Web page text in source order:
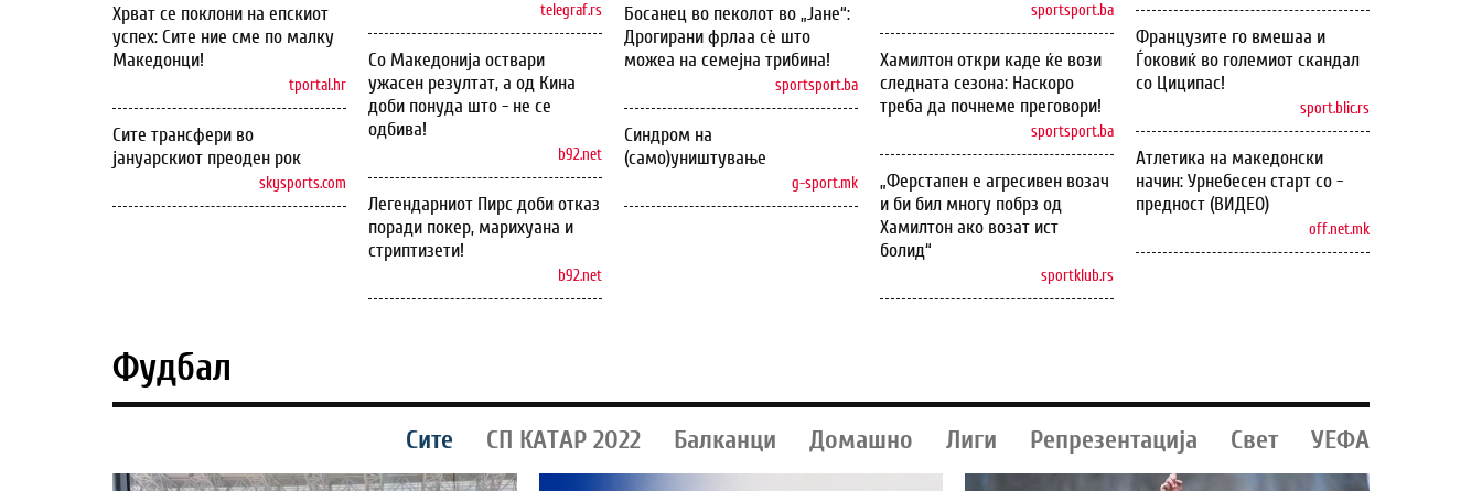
Хрват се поклони на епскиот
успех: Сите ние сме по малку
Македонци!
tportal.hr
Сите трансфери во
јануарскиот преоден рок
skysports.com
telegraf.rs
Со Македонија оствари
ужасен резултат, а од Кина
доби понуда што - не се
одбива!
b92.net
Легендарниот Пирс доби отказ
поради покер, марихуана и
стриптизети!
b92.net
Босанец во пеколот во „Јане“:
Дрогирани фрлаа сѐ што
можеа на семејна трибина!
sportsport.ba
Синдром на
(само)уништување
g-sport.mk
sportsport.ba
Хамилтон откри каде ќе вози
следната сезона: Наскоро
треба да почнеме преговори!
sportsport.ba
„Ферстапен е агресивен возач
и би бил многу побрз од
Хамилтон ако возат ист
болид“
sportklub.rs
Французите го вмешаа и
Ѓоковиќ во големиот скандал
со Циципас!
sport.blic.rs
Атлетика на македонски
начин: Урнебесен старт со -
предност (ВИДЕО)
off.net.mk
Фудбал
Сите СП КАТАР 2022 Балканци Домашно Лиги Репрезентација Свет УЕФА